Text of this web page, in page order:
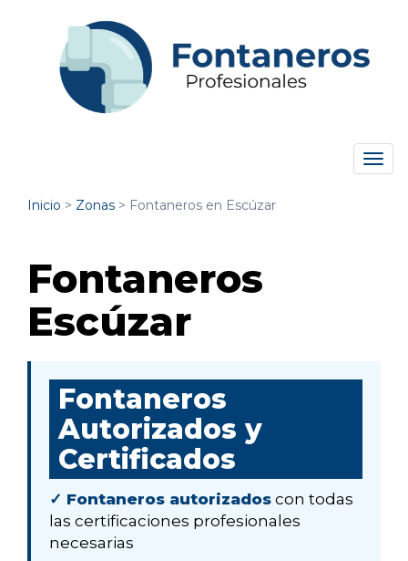
Inicio > Zonas > Fontaneros en Escúzar
Fontaneros
Escúzar
Fontaneros
Autorizados y
Certificados
✓ Fontaneros autorizados con todas
las certificaciones profesionales
necesarias